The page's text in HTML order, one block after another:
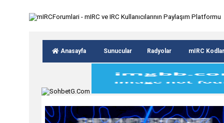
Anasayfa Sunucular Radyolar mIRC Kodlar